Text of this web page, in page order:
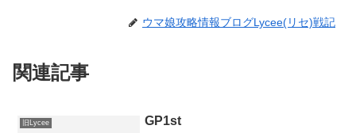
ウマ娘攻略情報ブログLycee(リセ)戦記
関連記事
旧Lycee GP1st